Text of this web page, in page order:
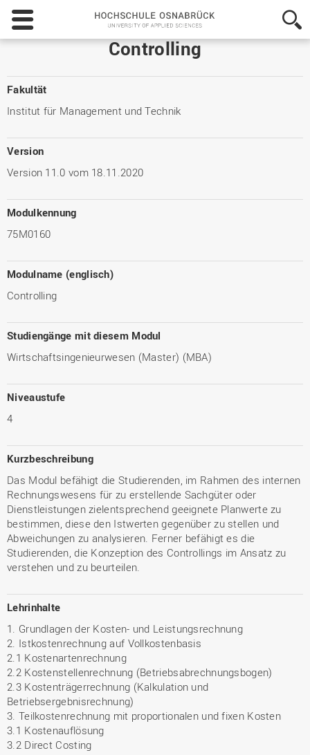
Hochschule
Osnabrück
-
Controlling
Fakultät
Institut für Management und Technik
Version
Version 11.0 vom 18.11.2020
Modulkennung
75M0160
Modulname (englisch)
Controlling
Studiengänge mit diesem Modul
Wirtschaftsingenieurwesen (Master) (MBA)
Niveaustufe
4
Kurzbeschreibung
Das Modul befähigt die Studierenden, im Rahmen des internen
Rechnungswesens für zu erstellende Sachgüter oder
Dienstleistungen zielentsprechend geeignete Planwerte zu
bestimmen, diese den Istwerten gegenüber zu stellen und
Abweichungen zu analysieren. Ferner befähigt es die
Studierenden, die Konzeption des Controllings im Ansatz zu
verstehen und zu beurteilen.
Lehrinhalte
1. Grundlagen der Kosten- und Leistungsrechnung
2. Istkostenrechnung auf Vollkostenbasis
2.1 Kostenartenrechnung
2.2 Kostenstellenrechnung (Betriebsabrechnungsbogen)
2.3 Kostenträgerrechnung (Kalkulation und
Betriebsergebnisrechnung)
3. Teilkostenrechnung mit proportionalen und fixen Kosten
3.1 Kostenauflösung
3.2 Direct Costing